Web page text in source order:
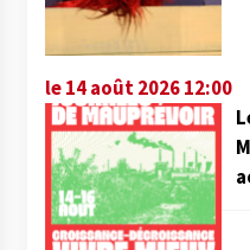
le 14 août 2026 12:00